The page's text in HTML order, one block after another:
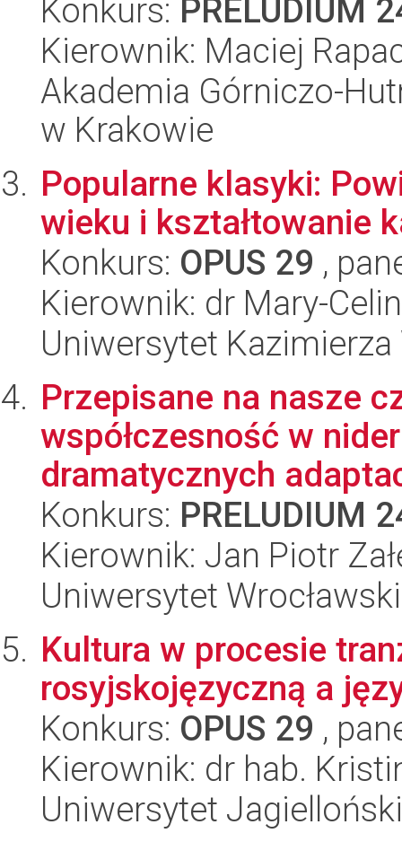
Konkurs: PRELUDIUM
Kierownik: Maciej
Akademia Górniczo-
w Krakowie
Popularne klasyki:
wieku i kształtowanie
Konkurs: OPUS 29 ,
Kierownik: dr Mary-
Uniwersytet
Przepisane na nasze
współczesność w
dramatycznych
Konkurs: PRELUDIUM
Kierownik: Jan Piotr
Uniwersytet Wrocławski
Kultura w procesie
rosyjskojęzyczną a
Konkurs: OPUS 29 ,
Kierownik: dr hab.
Uniwersytet Jagielloński